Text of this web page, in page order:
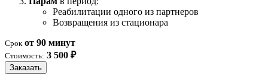
Реабилитации одного из партнеров
Возвращения из стационара
Срок от 90 минут
Стоимость: 3 500 ₽
Заказать